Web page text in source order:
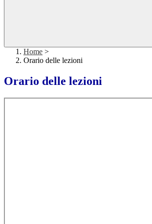
Home >
Orario delle lezioni
Orario delle lezioni